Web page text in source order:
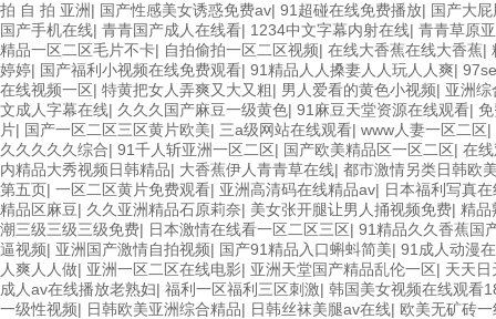
拍 自 拍 亚洲| 国产性感美女诱惑免费av| 91超碰在线免费播放| 国产大
国产手机在线| 青青国产成人在线看| 1234中文字幕内射在线| 青青草原
精品一区二区毛片不卡| 自拍偷拍一区二区视频| 在线大香蕉在线大香蕉|
婷婷| 国产福利小视频在线免费观看| 91精品人人搡妻人人玩人人爽|
在线视频一区| 特黄把女人弄爽又大又粗| 男人爱看的黄色小视频| 亚洲综
文成人字幕在线| 久久久国产麻豆一级黄色| 91麻豆天堂资源在线观看|
片| 国产一区二区三区黄片欧美| 三a级网站在线观看| www人妻一区二区|
久久久久久综合| 91千人斩亚洲一区二区| 国产欧美精品区一区二区| 在
内精品大秀视频日韩精品| 大香蕉伊人青青草在线| 都市激情另类日韩欧
第五页| 一区二区黄片免费观看| 亚洲高清码在线精品av| 日本福利写真
精品区麻豆| 久久亚洲精品石原莉奈| 美女张开腿让男人捅视频免费| 精品
潮三级三级三级免费| 日本激情在线看一区二区三区| 91精品久久香蕉国
逼视频| 亚洲国产激情自拍视频| 国产91精品入口蝌蚪简美| 91成人动漫
人爽人人做| 亚洲一区二区在线电影| 亚洲天堂国产精品乱伦一区| 天天日
成人av在线播放老熟妇| 福利一区福利三区刺激| 韩国美女视频在线观看
一级性视频| 日韩欧美亚洲综合精品| 日韩丝袜美腿av在线| 欧美无矿砖